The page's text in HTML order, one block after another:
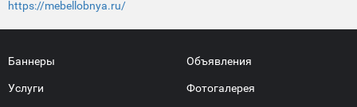
https://mebellobnya.ru/
Баннеры
Услуги
Объявления
Фотогалерея